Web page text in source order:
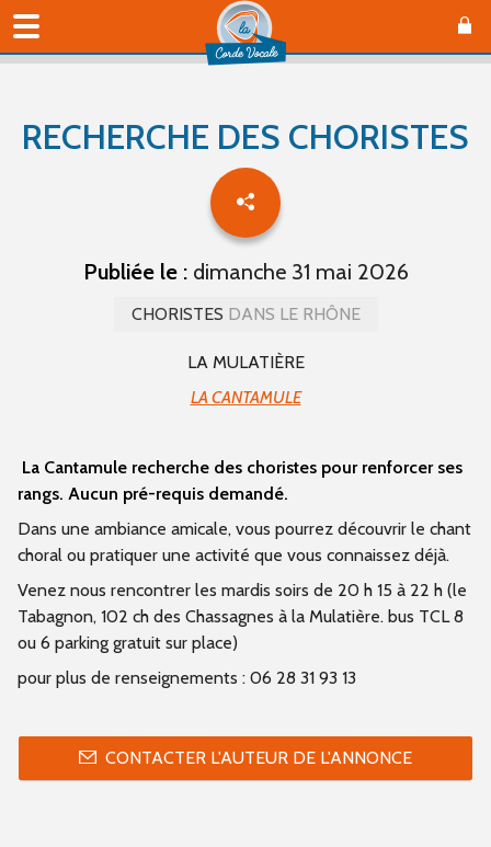
RECHERCHE DES CHORISTES
Publiée le :dimanche 31 mai 2026
CHORISTES DANS LE RHÔNE
LA MULATIÈRE
LA CANTAMULE
La Cantamule recherche des choristes pour renforcer ses
rangs. Aucun pré-requis demandé.
Dans une ambiance amicale, vous pourrez découvrir le chant
choral ou pratiquer une activité que vous connaissez déjà.
Venez nous rencontrer les mardis soirs de 20 h 15 à 22 h (le
Tabagnon, 102 ch des Chassagnes à la Mulatière. bus TCL 8
ou 6 parking gratuit sur place)
pour plus de renseignements : 06 28 31 93 13
CONTACTER L'AUTEUR DE L'ANNONCE